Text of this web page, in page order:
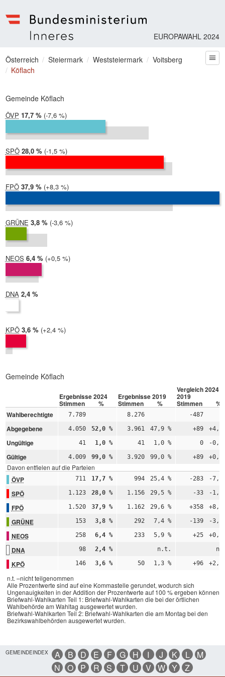
EUROPAWAHL 2024
Sie befinden sich hier
Österreich Steiermark Weststeiermark
Voitsberg
Köflach
Gemeinde Köflach
ÖVP 2024:
17,7 %
2019:
25,4 %
Differenz:
-7,6 %
SPÖ 2024:
28,0 %
2019:
29,5 %
Differenz:
-1,5 %
FPÖ 2024:
37,9 %
2019:
29,6 %
Differenz:
+8,3 %
GRÜNE 2024:
3,8 % Differenz:
-3,6 %
NEOS 2024:
6,4 % Differenz:
+0,5 %
DNA 2024:
2,4 %
KPÖ 2024:
3,6 % Differenz:
+2,4 %
Gemeinde Köflach
Ergebnisse 2024 Ergebnisse 2019
Vergleich 2024 –
2019
Stimmen % Stimmen % Stimmen
%
Wahlberechtigte
7.789 8.276 -487
Abgegebene 4.050 52,0 % 3.961 47,9 % +89 +4,1
Ungültige 41 1,0 % 41 1,0 % 0 -0,0
Gültige 4.009 99,0 % 3.920 99,0 % +89 +0,0
Davon entfielen auf die Parteien
ÖVP 711 17,7 % 994 25,4 % -283 -7,6
SPÖ 1.123 28,0 % 1.156 29,5 % -33 -1,5
FPÖ 1.520 37,9 % 1.162 29,6 % +358 +8,3
GRÜNE 153 3,8 % 292 7,4 % -139 -3,6
NEOS 258 6,4 % 233 5,9 % +25 +0,5
DNA 98 2,4 % n.t.
KPÖ 146 3,6 % 50 1,3 % +96 +2,4
n.t. –nicht teilgenommen
Alle Prozentwerte sind auf eine Kommastelle gerundet, wodurch sich
Ungenauigkeiten in der Addition der Prozentwerte auf 100 % ergeben können.
Briefwahl-Wahlkarten Teil 1: Briefwahl-Wahlkarten die bei der örtlichen
Wahlbehörde am Wahltag ausgewertet wurden.
Briefwahl-Wahlkarten Teil 2: Briefwahl-Wahlkarten die am Montag bei den
Bezirkswahlbehörden ausgewertet wurden.
GEMEINDEINDEX A B D E F G H I J K L
M
N
O P R S T U V W Y Z